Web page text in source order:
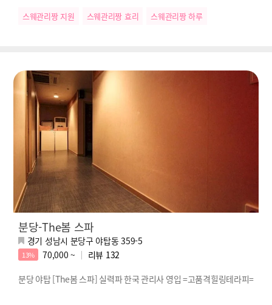
스웨관리짱 지원 스웨관리짱 효리 스웨관리짱 하루
분당-The봄 스파
경기 성남시 분당구 야탑동 359-5
13% 70,000 ~ 리뷰 132
분당 야탑 [The봄 스파] 실력파 한국 관리사 영입 =고품격힐링테라피=